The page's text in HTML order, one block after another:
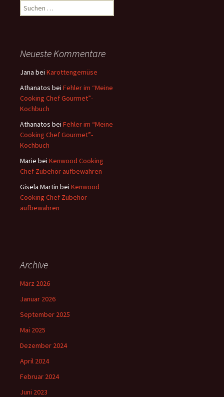
u
n
a
h
:
Neueste Kommentare
Jana bei Karottengemüse
Athanatos bei Fehler im “Meine
Cooking Chef Gourmet”-
Kochbuch
Athanatos bei Fehler im “Meine
Cooking Chef Gourmet”-
Kochbuch
Marie bei Kenwood Cooking
Chef Zubehör aufbewahren
Gisela Martin bei Kenwood
Cooking Chef Zubehör
aufbewahren
Archive
März 2026
Januar 2026
September 2025
Mai 2025
Dezember 2024
April 2024
Februar 2024
Juni 2023